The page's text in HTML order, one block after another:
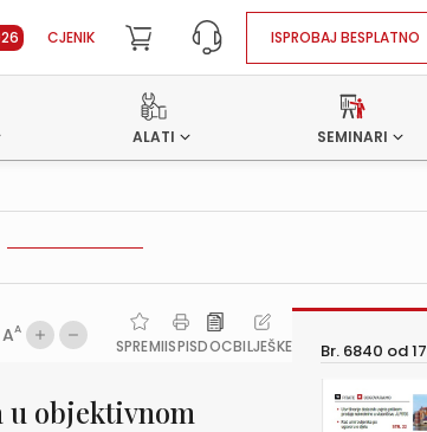
CJENIK ISPROBAJ BESPLATNO
ALATI SEMINARI
AA
SPREMIISPISDOCBILJEŠKE
u objektivnom
Br. 6840 od